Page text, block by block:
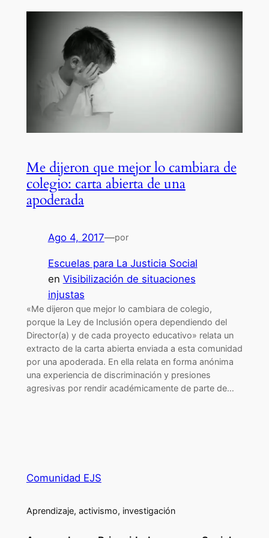
Me dijeron que mejor lo cambiara de
colegio: carta abierta de una
apoderada
Ago 4, 2017—por
Escuelas para La Justicia Social
en Visibilización de situaciones
injustas
«Me dijeron que mejor lo cambiara de colegio,
porque la Ley de Inclusión opera dependiendo del
Director(a) y de cada proyecto educativo» relata un
extracto de la carta abierta enviada a esta comunidad
por una apoderada. En ella relata en forma anónima
una experiencia de discriminación y presiones
agresivas por rendir académicamente de parte de…
Comunidad EJS
Aprendizaje, activismo, investigación